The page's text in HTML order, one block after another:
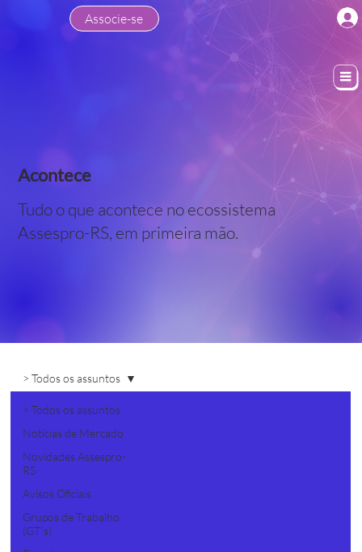
Associe-se
Acontece
Tudo o que acontece no ecossistema
Assespro-RS, em primeira mão.
> Todos os assuntos
Notícias de Mercado
Novidades Assespro-
RS
Avisos Oficiais
Grupos de Trabalho
(GT´s)
> Todos os assuntos